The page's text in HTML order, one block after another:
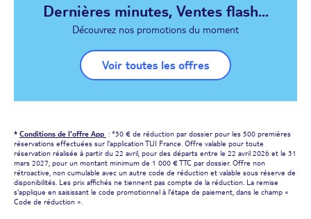
Dernières minutes, Ventes flash...
Découvrez nos promotions du moment
Voir toutes les offres
* Conditions de l'offre App : *30 € de réduction par dossier pour les 500 premières
réservations effectuées sur l'application TUI France. Offre valable pour toute
réservation réalisée à partir du 22 avril, pour des départs entre le 22 avril 2026 et le 31
mars 2027, pour un montant minimum de 1 000 € TTC par dossier. Offre non
rétroactive, non cumulable avec un autre code de réduction et valable sous réserve de
disponibilités. Les prix affichés ne tiennent pas compte de la réduction. La remise
s'applique en saisissant le code promotionnel à l'étape de paiement, dans le champ «
Code de réduction ».